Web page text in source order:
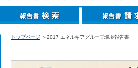
トップページ ＞2017 エネルギアグループ環境報告書